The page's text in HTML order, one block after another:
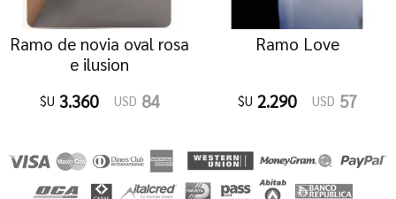
Ramo de novia oval rosa
e ilusion
$U 3.360 USD 84
Ramo Love
$U 2.290 USD 57